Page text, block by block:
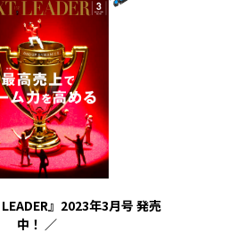
』2023年3月号 発売
中！ ／